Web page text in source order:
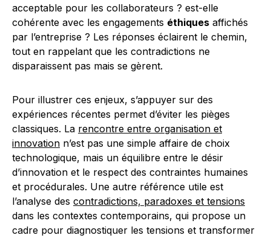
acceptable pour les collaborateurs ? est-elle
cohérente avec les engagements éthiques affichés
par l’entreprise ? Les réponses éclairent le chemin,
tout en rappelant que les contradictions ne
disparaissent pas mais se gèrent.
Pour illustrer ces enjeux, s’appuyer sur des
expériences récentes permet d’éviter les pièges
classiques. La rencontre entre organisation et
innovation n’est pas une simple affaire de choix
technologique, mais un équilibre entre le désir
d’innovation et le respect des contraintes humaines
et procédurales. Une autre référence utile est
l’analyse des contradictions, paradoxes et tensions
dans les contextes contemporains, qui propose un
cadre pour diagnostiquer les tensions et transformer